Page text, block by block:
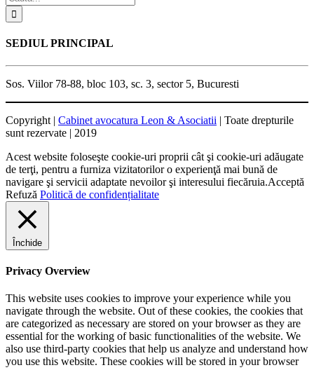
SEDIUL PRINCIPAL
Sos. Viilor 78-88, bloc 103, sc. 3, sector 5, Bucuresti
Copyright | Cabinet avocatura Leon & Asociatii | Toate drepturile
sunt rezervate | 2019
Acest website foloseşte cookie-uri proprii cât şi cookie-uri adăugate
de terţi, pentru a furniza vizitatorilor o experienţă mai bună de
navigare şi servicii adaptate nevoilor şi interesului fiecăruia.Acceptă
Refuză Politică de confidențialitate
Închide
Privacy Overview
This website uses cookies to improve your experience while you
navigate through the website. Out of these cookies, the cookies that
are categorized as necessary are stored on your browser as they are
essential for the working of basic functionalities of the website. We
also use third-party cookies that help us analyze and understand how
you use this website. These cookies will be stored in your browser